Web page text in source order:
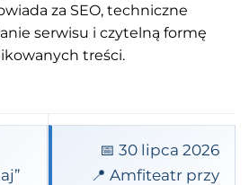
za SEO, techniczne
serwisu i czytelną formę
treści.
📅 30 lipca 2026
📍 Amfiteatr przy